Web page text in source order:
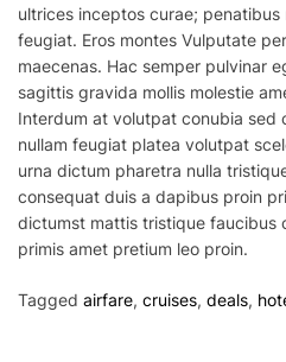
ultrices inceptos curae;
feugiat. Eros montes Vulputate
maecenas. Hac semper pulvinar
sagittis gravida mollis molestie
Interdum at volutpat conubia sed
nullam feugiat platea volutpat
urna dictum pharetra nulla
consequat duis a dapibus proin
dictumst mattis tristique faucibus
primis amet pretium leo proin.
Tagged airfare, cruises, deals,